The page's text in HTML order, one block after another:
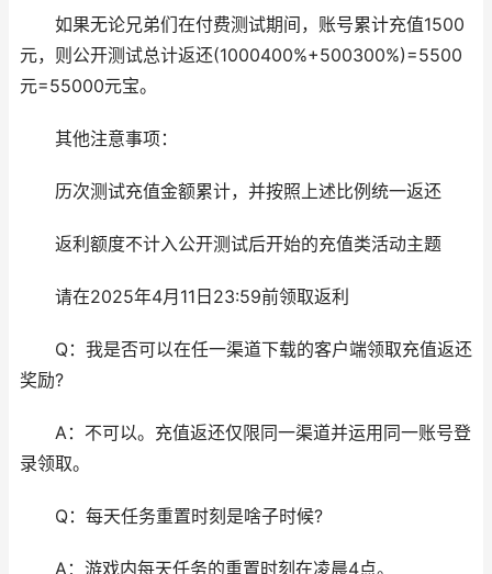
如果无论兄弟们在付费测试期间，账号累计充值1500
元，则公开测试总计返还(1000400%+500300%)=5500
元=55000元宝。
其他注意事项：
历次测试充值金额累计，并按照上述比例统一返还
返利额度不计入公开测试后开始的充值类活动主题
请在2025年4月11日23:59前领取返利
Q：我是否可以在任一渠道下载的客户端领取充值返还
奖励?
A：不可以。充值返还仅限同一渠道并运用同一账号登
录领取。
Q：每天任务重置时刻是啥子时候?
A：游戏内每天任务的重置时刻在凌晨4点。